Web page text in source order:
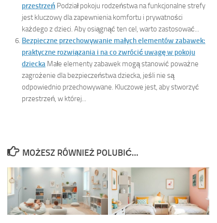
przestrzeń Podział pokoju rodzeństwa na funkcjonalne strefy
jest kluczowy dla zapewnienia komfortu i prywatności
każdego z dzieci. Aby osiągnąć ten cel, warto zastosować...
Bezpieczne przechowywanie małych elementów zabawek:
praktyczne rozwiązania i na co zwrócić uwagę w pokoju
dziecka Małe elementy zabawek mogą stanowić poważne
zagrożenie dla bezpieczeństwa dziecka, jeśli nie są
odpowiednio przechowywane. Kluczowe jest, aby stworzyć
przestrzeń, w której...
MOŻESZ RÓWNIEŻ POLUBIĆ…